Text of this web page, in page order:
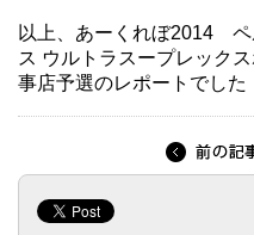
以上、あーくれぼ2014 ペ
ス ウルトラスープレック
事店予選のレポートでした